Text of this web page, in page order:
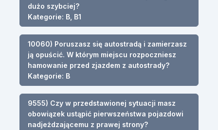
dużo szybciej?
Kategorie: B, B1
10060) Poruszasz się autostradą i zamierzasz
ją opuścić. W którym miejscu rozpoczniesz
hamowanie przed zjazdem z autostrady?
Kategorie: B
9555) Czy w przedstawionej sytuacji masz
obowiązek ustąpić pierwszeństwa pojazdowi
nadjeżdzającemu z prawej strony?